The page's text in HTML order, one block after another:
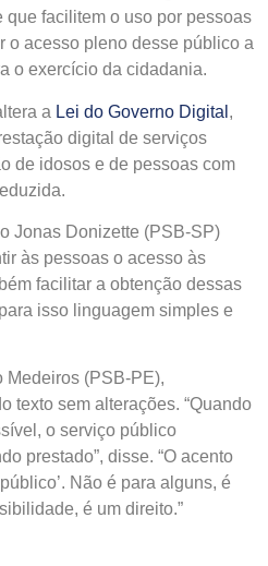
facilitem o uso por pessoas
o acesso pleno desse público a
o exercício da cidadania.
a Lei do Governo Digital ,
digital de serviços
de idosos e de pessoas com
Jonas Donizette (PSB-SP)
às pessoas o acesso às
facilitar a obtenção dessas
isso linguagem simples e
Medeiros (PSB-PE),
texto sem alterações. “Quando
o serviço público
prestado”, disse. “O acento
Não é para alguns, é
é um direito.”